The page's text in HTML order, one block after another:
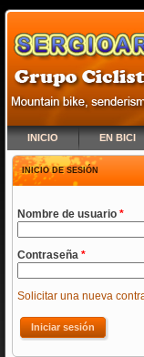
INICIO EN BICI
INICIO DE SESIÓN
Nombre de usuario *
Contraseña *
Solicitar una nueva